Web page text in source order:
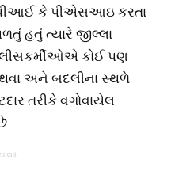
પીઆઈ કે પીએસઆઇ કરતા
હતું ત્યારે જીલ્લા
કોઈ પણ
અને બદલીના સ્થળે
તરીકે વગોવાયેલ